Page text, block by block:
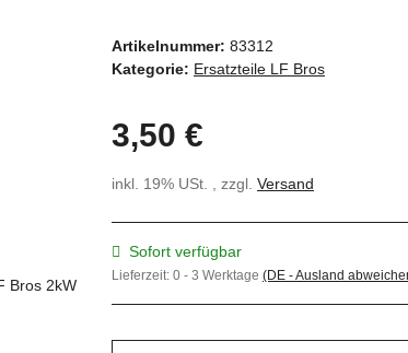
Artikelnummer: 83312
Kategorie: Ersatzteile LF Bros
3,50 €
inkl. 19% USt. , zzgl. Versand
Sofort verfügbar
Lieferzeit: 0 - 3 Werktage (DE - Ausland